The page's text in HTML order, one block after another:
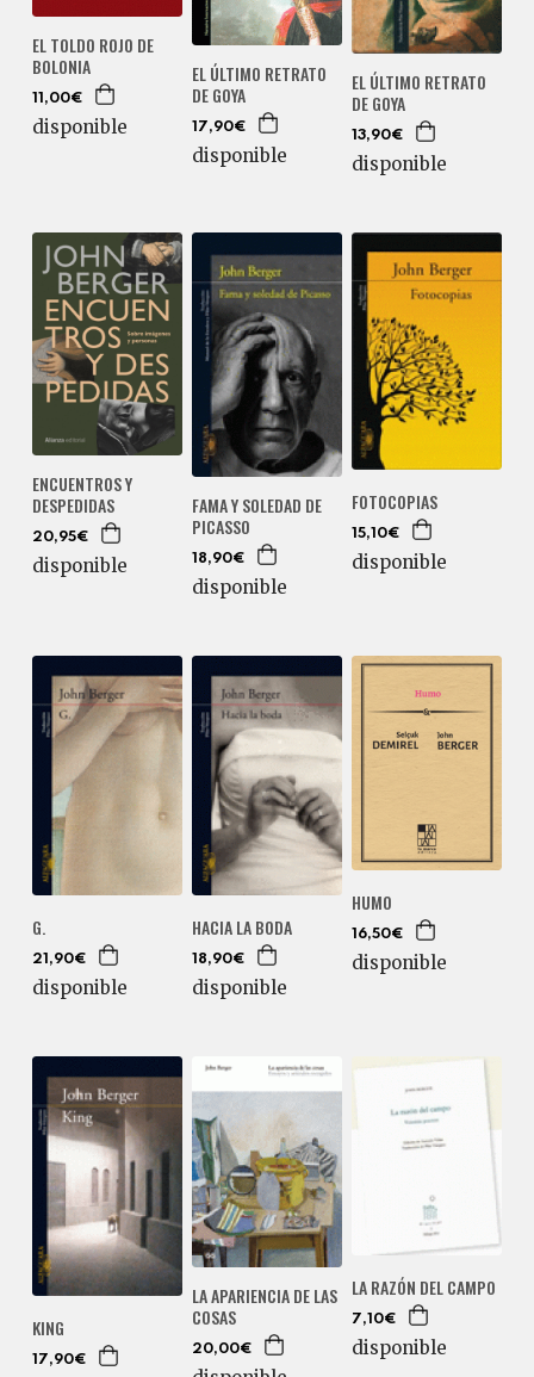
EL TOLDO ROJO DE
BOLONIA
11,00€
disponible
EL ÚLTIMO RETRATO
DE GOYA
17,90€
disponible
EL ÚLTIMO RETRATO
DE GOYA
13,90€
disponible
ENCUENTROS Y
DESPEDIDAS
20,95€
disponible
FAMA Y SOLEDAD DE
PICASSO
18,90€
disponible
FOTOCOPIAS
15,10€
disponible
G.
21,90€
disponible
HACIA LA BODA
18,90€
disponible
HUMO
16,50€
disponible
KING
17,90€
LA APARIENCIA DE LAS
COSAS
20,00€
LA RAZÓN DEL CAMPO
7,10€
disponible